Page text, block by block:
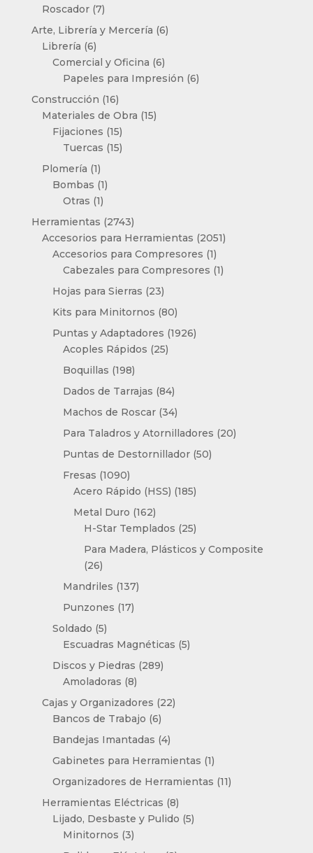
Roscador 77
productos
Arte, Librería y Mercería 66
Librería 66
productos
Comercial y Oficina 66
productos
Papeles para Impresión 66
Construcción 1616
productos
Materiales de Obra 1515
Fijaciones 1515
productos
Tuercas 1515
Plomería 11
producto
Bombas 11
Otras 11
producto
Herramientas 27432743
productos
Accesorios para Herramientas 20512051
Accesorios para Compresores 11
producto
Cabezales para Compresores 11
Hojas para Sierras 2323
productos
Kits para Minitornos 8080
productos
Puntas y Adaptadores 19261926
Acoples Rápidos 2525
Boquillas 198198
productos
Dados de Tarrajas 8484
productos
Machos de Roscar 3434
productos
Para Taladros y Atornilladores 2020
Puntas de Destornillador 5050
Fresas 10901090
productos
Acero Rápido (HSS) 185185
Metal Duro 162162
productos
H-Star Templados 2525
productos
Para Madera, Plásticos y Composite
2626
productos
Mandriles 137137
Punzones 1717
Soldado 55
productos
Escuadras Magnéticas 55
Discos y Piedras 289289
Amoladoras 88
productos
Cajas y Organizadores 2222
Bancos de Trabajo 66
productos
Bandejas Imantadas 44
productos
Gabinetes para Herramientas 11
producto
Organizadores de Herramientas 1111
Herramientas Eléctricas 88
productos
Lijado, Desbaste y Pulido 55
Minitornos 33
productos